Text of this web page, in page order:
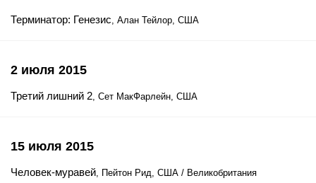
Терминатор: Генезис, Алан Тейлор, США
2 июля 2015
Третий лишний 2, Сет МакФарлейн, США
15 июля 2015
Человек-муравей, Пейтон Рид, США / Великобритания